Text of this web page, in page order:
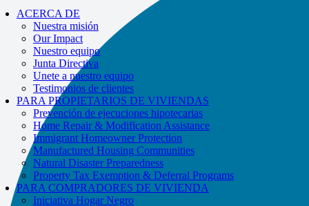
¡La ayuda está disponible!
894-4663
ACERCA DE
Nuestra misión
Our Impact
Nuestro equipo
Junta Directiva
Unete a nuestro equipo
Testimonios de clientes
PARA PROPIETARIOS DE VIVIENDAS
Prevención de ejecuciones hipotecarias
Home Repair & Modification Assistance
Immigrant Homeowner Protection
Manufactured Housing Communities
Natural Disaster Preparedness
Property Tax Exemption & Deferral Programs
PARA COMPRADORES DE VIVIENDA
Iniciativa Hogar Negro